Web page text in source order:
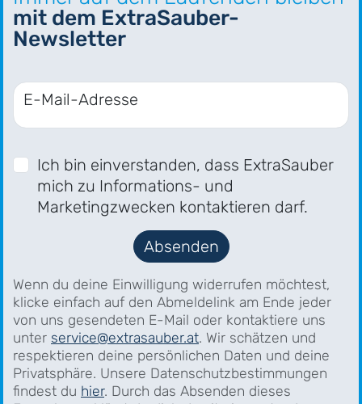
mit dem ExtraSauber-
Newsletter
E-Mail-Adresse
Ich bin einverstanden, dass ExtraSauber
mich zu Informations- und
Marketingzwecken kontaktieren darf.
Absenden
Wenn du deine Einwilligung widerrufen möchtest,
klicke einfach auf den Abmeldelink am Ende jeder
von uns gesendeten E-Mail oder kontaktiere uns
unter service@extrasauber.at. Wir schätzen und
respektieren deine persönlichen Daten und deine
Privatsphäre. Unsere Datenschutzbestimmungen
findest du hier. Durch das Absenden dieses